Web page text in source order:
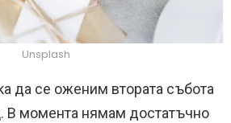
Unsplash
да се оженим втората събота
В момента нямам достатъчно